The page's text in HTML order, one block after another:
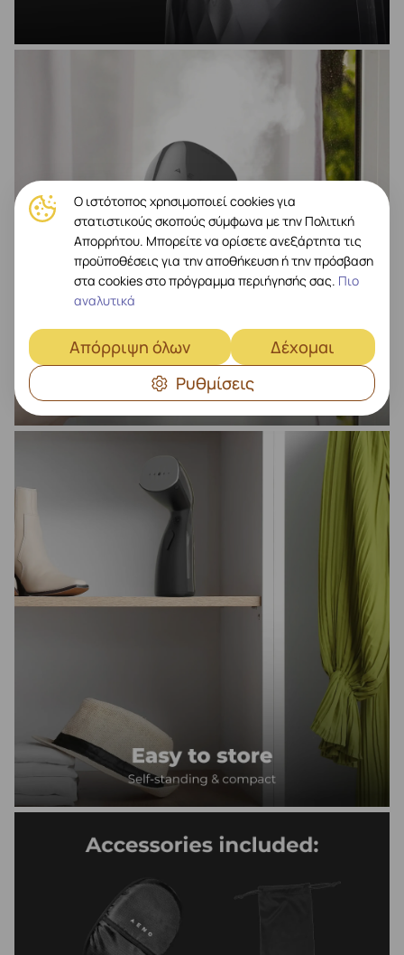
Ο ιστότοπος χρησιμοποιεί cookies για
στατιστικούς σκοπούς σύμφωνα με την Πολιτική
Απορρήτου. Μπορείτε να ορίσετε ανεξάρτητα τις
προϋποθέσεις για την αποθήκευση ή την πρόσβαση
στα cookies στο πρόγραμμα περιήγησής σας. Πιο
αναλυτικά
Απόρριψη όλων
Δέχομαι
Ρυθμίσεις